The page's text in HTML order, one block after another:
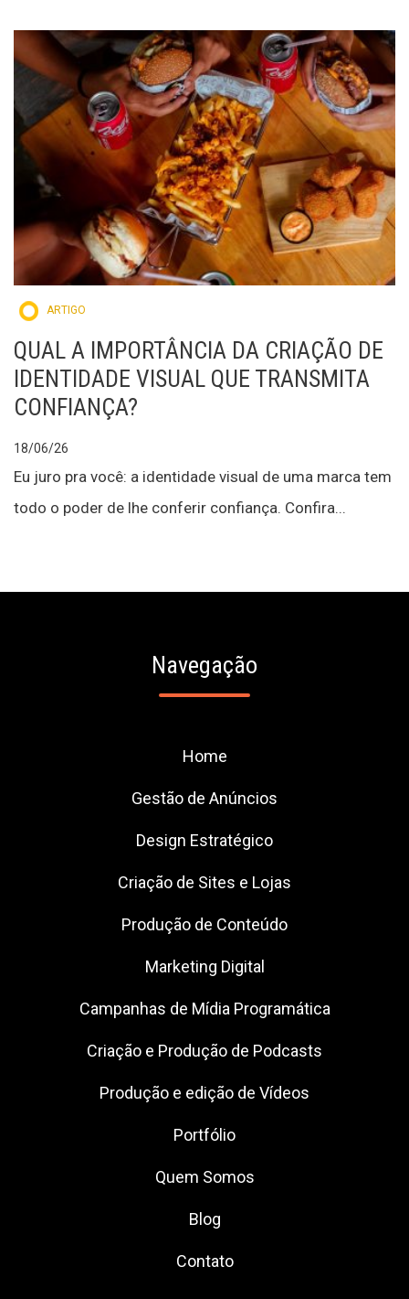
ARTIGO
QUAL A IMPORTÂNCIA DA CRIAÇÃO DE
IDENTIDADE VISUAL QUE TRANSMITA
CONFIANÇA?
18/06/26
Eu juro pra você: a identidade visual de uma marca tem
todo o poder de lhe conferir confiança. Confira...
Navegação
Home
Gestão de Anúncios
Design Estratégico
Criação de Sites e Lojas
Produção de Conteúdo
Marketing Digital
Campanhas de Mídia Programática
Criação e Produção de Podcasts
Produção e edição de Vídeos
Portfólio
Quem Somos
Blog
Contato